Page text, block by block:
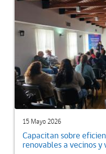
15 Mayo 2026
Capacitan sobre
renovables a vecinos